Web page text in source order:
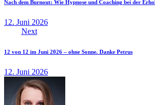
Nach dem Burnout: Wie Hypnose und Coaching bei der
12. Juni 2026
Next
12 von 12 im Juni 2026 – ohne Sonne. Danke Petrus
12. Juni 2026